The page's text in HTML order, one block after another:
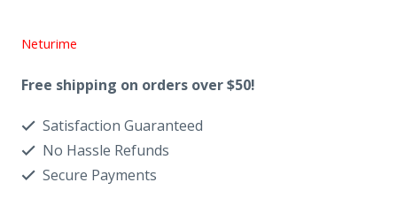
Neturime
Free shipping on orders over $50!
Satisfaction Guaranteed
No Hassle Refunds
Secure Payments